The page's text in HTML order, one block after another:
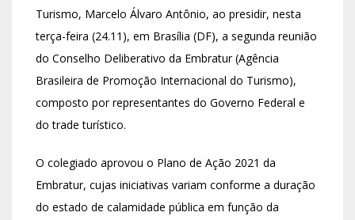
Turismo, Marcelo Álvaro Antônio, ao presidir, nesta
terça-feira (24.11), em Brasília (DF), a segunda reunião
do Conselho Deliberativo da Embratur (Agência
Brasileira de Promoção Internacional do Turismo),
composto por representantes do Governo Federal e
do trade turístico.
O colegiado aprovou o Plano de Ação 2021 da
Embratur, cujas iniciativas variam conforme a duração
do estado de calamidade pública em função da